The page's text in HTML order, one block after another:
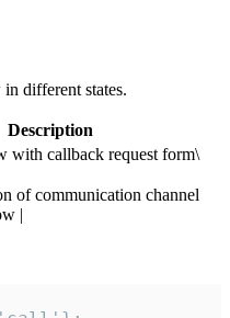
different states.
Description
with callback request form\
of communication channel
|